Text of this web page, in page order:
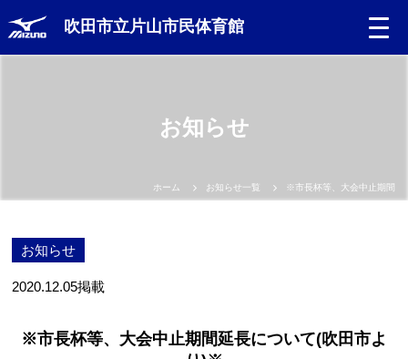
吹田市立片山市民体育館
お知らせ
ホーム お知らせ一覧 ※市長杯等、大会中止期間
お知らせ
2020.12.05掲載
※市長杯等、大会中止期間延長について(吹田市よ